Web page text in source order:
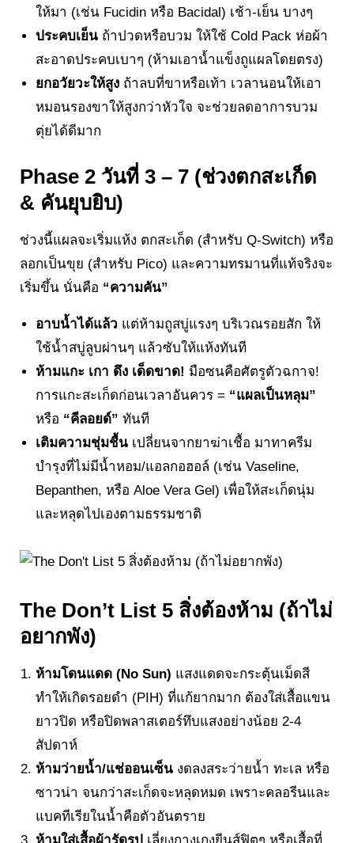
ให้มา (เช่น Fucidin หรือ Bacidal) เช้า-เย็น บางๆ
ประคบเย็น ถ้าปวดหรือบวม ให้ใช้ Cold Pack ห่อผ้า
สะอาดประคบเบาๆ (ห้ามเอาน้ำแข็งถูแผลโดยตรง)
ยกอวัยวะให้สูง ถ้าลบที่ขาหรือเท้า เวลานอนให้เอา
หมอนรองขาให้สูงกว่าหัวใจ จะช่วยลดอาการบวม
ตุ่ยได้ดีมาก
Phase 2 วันที่ 3 – 7 (ช่วงตกสะเก็ด
& คันยุบยิบ)
ช่วงนี้แผลจะเริ่มแห้ง ตกสะเก็ด (สำหรับ Q-Switch) หรือ
ลอกเป็นขุย (สำหรับ Pico) และความทรมานที่แท้จริงจะ
เริ่มขึ้น นั่นคือ “ความคัน”
อาบน้ำได้แล้ว แต่ห้ามถูสบู่แรงๆ บริเวณรอยสัก ให้
ใช้น้ำสบู่ลูบผ่านๆ แล้วซับให้แห้งทันที
ห้ามแกะ เกา ดึง เด็ดขาด! มือซนคือศัตรูตัวฉกาจ!
การแกะสะเก็ดก่อนเวลาอันควร = “แผลเป็นหลุม”
หรือ “คีลอยด์” ทันที
เติมความชุ่มชื้น เปลี่ยนจากยาฆ่าเชื้อ มาทาครีม
บำรุงที่ไม่มีน้ำหอม/แอลกอฮอล์ (เช่น Vaseline,
Bepanthen, หรือ Aloe Vera Gel) เพื่อให้สะเก็ดนุ่ม
และหลุดไปเองตามธรรมชาติ
The Don’t List 5 สิ่งต้องห้าม (ถ้าไม่
อยากพัง)
ห้ามโดนแดด (No Sun) แสงแดดจะกระตุ้นเม็ดสี
ทำให้เกิดรอยดำ (PIH) ที่แก้ยากมาก ต้องใส่เสื้อแขน
ยาวปิด หรือปิดพลาสเตอร์ทึบแสงอย่างน้อย 2-4
สัปดาห์
ห้ามว่ายน้ำ/แช่ออนเซ็น งดลงสระว่ายน้ำ ทะเล หรือ
ซาวน่า จนกว่าสะเก็ดจะหลุดหมด เพราะคลอรีนและ
แบคทีเรียในน้ำคือตัวอันตราย